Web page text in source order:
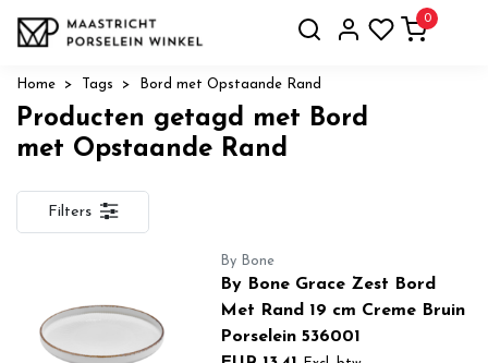
0
Home Tags Bord met Opstaande Rand
Producten getagd met Bord
met Opstaande Rand
Filters
By Bone
By Bone Grace Zest Bord
Met Rand 19 cm Creme Bruin
Porselein 536001